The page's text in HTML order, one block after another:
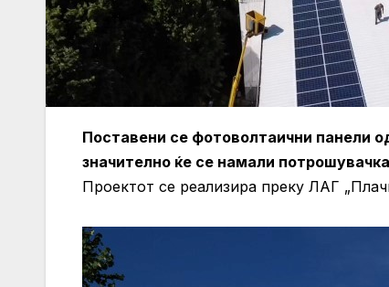
Поставени се фотоволтаични панели
значително ќе се намали
Проектот се реализира преку ЛАГ